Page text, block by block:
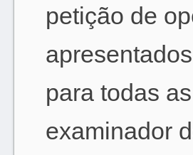
petição de
para todas
examinador